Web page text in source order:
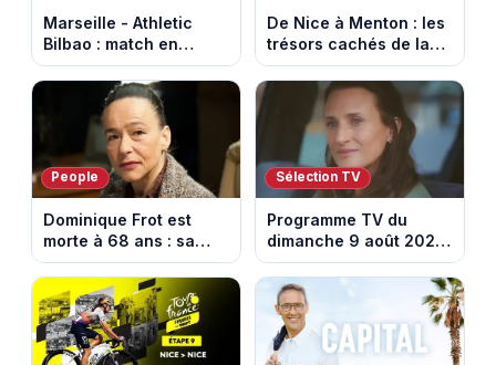
Marseille - Athletic
Bilbao : match en
direct sur Ligue 1+ à
17h30 (amical du 9
août 2026)
De Nice à Menton : les
trésors cachés de la
French Riviera dévoilés
dans les 100 lieux qu'il
faut voir
People
Dominique Frot est
morte à 68 ans : sa
sœur Catherine Frot
annonce la triste
nouvelle
Sélection TV
Programme TV du
dimanche 9 août 2026
: notre sélection pour
votre soirée télé